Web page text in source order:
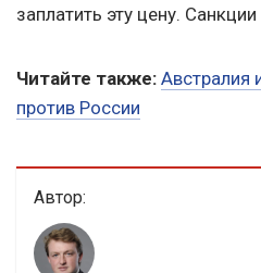
заплатить эту цену.
Читайте также: Австралия
против России
Автор: